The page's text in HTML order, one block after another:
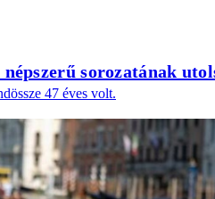
sorozatának
47 éves volt.